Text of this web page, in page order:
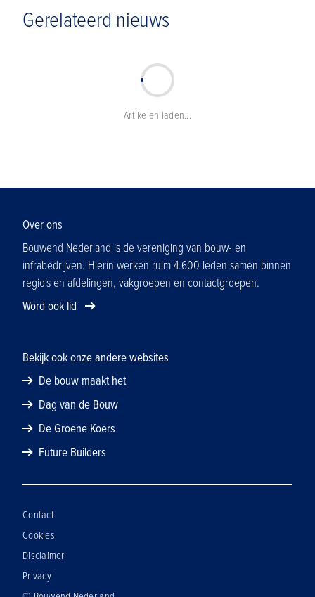
Gerelateerd nieuws
Artikelen laden...
Over ons
Bouwend Nederland is de vereniging van bouw- en
infrabedrijven. Hierin werken ruim 4.600 leden samen binnen
regio's en afdelingen, vakgroepen en contactgroepen.
Word ook lid
Bekijk ook onze andere websites
De bouw maakt het
Dag van de Bouw
De Groene Koers
Future Builders
Contact
Cookies
Disclaimer
Privacy